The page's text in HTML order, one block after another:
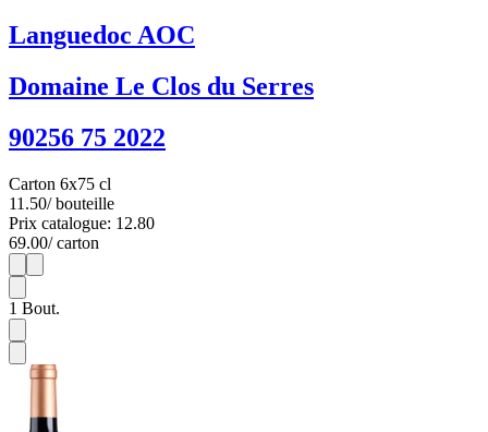
Languedoc AOC
Domaine Le Clos du Serres
90256 75 2022
Carton 6x75 cl
11.50/ bouteille
Prix catalogue: 12.80
69.00/ carton
1
1 Bout.